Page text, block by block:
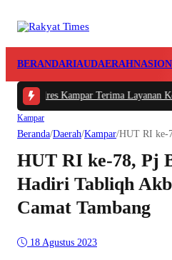
BERANDARIAUDAERAH
Polres Kampar Terima Layanan
Kampar
Beranda/Daerah/Kampar/HUT RI ke-
HUT RI ke-78, Pj
Hadiri Tabliqh
Camat Tambang
18 Agustus 2023